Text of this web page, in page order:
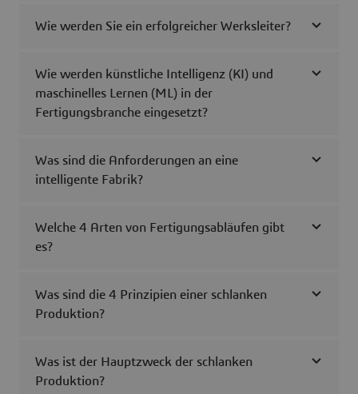
Wie werden Sie ein erfolgreicher Werksleiter?
Wie werden künstliche Intelligenz (KI) und
maschinelles Lernen (ML) in der
Fertigungsbranche eingesetzt?
Was sind die Anforderungen an eine
intelligente Fabrik?
Welche 4 Arten von Fertigungsabläufen gibt
es?
Was sind die 4 Prinzipien einer schlanken
Produktion?
Was ist der Hauptzweck der schlanken
Produktion?